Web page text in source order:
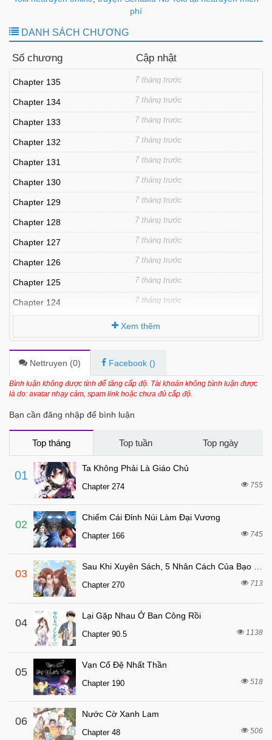
phí
DANH SÁCH CHƯƠNG
Số chương Cập nhật
Chapter 135 7 tháng trước
Chapter 134 7 tháng trước
Chapter 133 7 tháng trước
Chapter 132 7 tháng trước
Chapter 131 7 tháng trước
Chapter 130 7 tháng trước
Chapter 129 7 tháng trước
Chapter 128 7 tháng trước
Chapter 127 7 tháng trước
Chapter 126 7 tháng trước
Chapter 125 7 tháng trước
Chapter 124 7 tháng trước
Chapter 122 7 tháng trước
Chapter 121 7 tháng trước
Chapter 120 7 tháng trước
7 tháng trước
Chapter 118
Chapter 117 7 tháng trước
Chapter 116
Chapter 115
Chapter 112
Chapter 106 7 tháng trước
Chapter 105
Chapter 104
Chapter 103
Chapter 102 7 tháng trước
Chapter 101 7 tháng trước
Chapter 100
Chapter 99 7 tháng trước
Chapter 98
Chapter 97 7 tháng trước
Chapter 96
Xem thêm
Nettruyen (0) Facebook ()
Bình luận không được tính để tăng cấp độ. Tài khoản không bình luận được
là do: avatar nhạy cảm, spam link hoặc chưa đủ cấp độ.
Bạn cần đăng nhập để bình luận
Top tháng Top tuần Top ngày
01
Ta Không Phải Là Giáo Chủ
Chapter 274 755
02
Chiếm Cái Đỉnh Núi Làm Đại Vương
Chapter 166 745
03
Chapter 270 713
04
Lại Gặp Nhau Ở Ban Công Rồi
Chapter 90.5 1138
05
Vạn Cổ Đệ Nhất Thần
Chapter 190 518
06
Nước Cờ Xanh Lam
Chapter 48 506